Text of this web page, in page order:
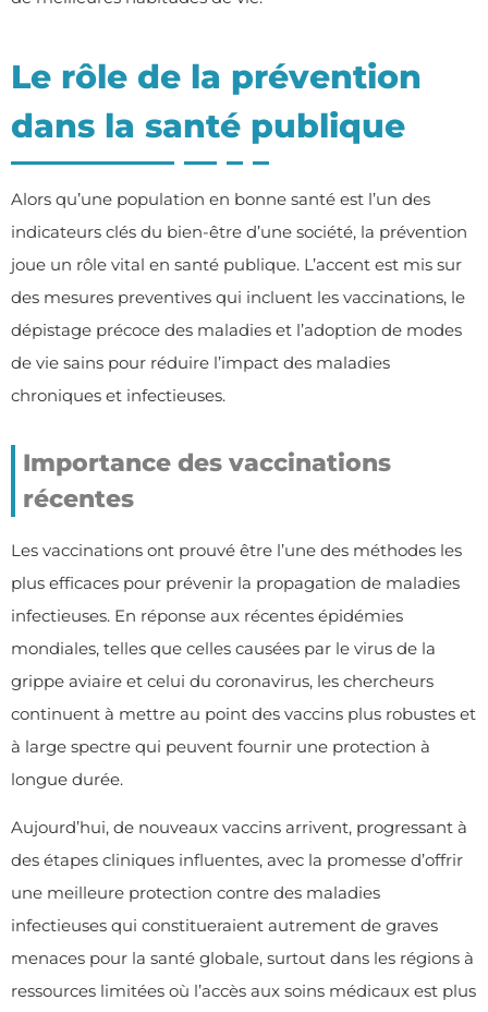
Le rôle de la prévention
dans la santé publique
Alors qu’une population en bonne santé est l’un des
indicateurs clés du bien-être d’une société, la prévention
joue un rôle vital en santé publique. L’accent est mis sur
des mesures preventives qui incluent les vaccinations, le
dépistage précoce des maladies et l’adoption de modes
de vie sains pour réduire l’impact des maladies
chroniques et infectieuses.
Importance des vaccinations
récentes
Les vaccinations ont prouvé être l’une des méthodes les
plus efficaces pour prévenir la propagation de maladies
infectieuses. En réponse aux récentes épidémies
mondiales, telles que celles causées par le virus de la
grippe aviaire et celui du coronavirus, les chercheurs
continuent à mettre au point des vaccins plus robustes et
à large spectre qui peuvent fournir une protection à
longue durée.
Aujourd’hui, de nouveaux vaccins arrivent, progressant à
des étapes cliniques influentes, avec la promesse d’offrir
une meilleure protection contre des maladies
infectieuses qui constitueraient autrement de graves
menaces pour la santé globale, surtout dans les régions à
ressources limitées où l’accès aux soins médicaux est plus